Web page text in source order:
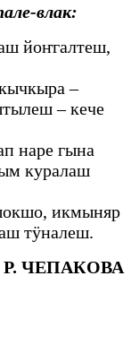
влак:
йоҥгалтеш,
–
– кече
наре гына
куралаш
икмыняр
тӱналеш.
Р. ЧЕПАКОВА